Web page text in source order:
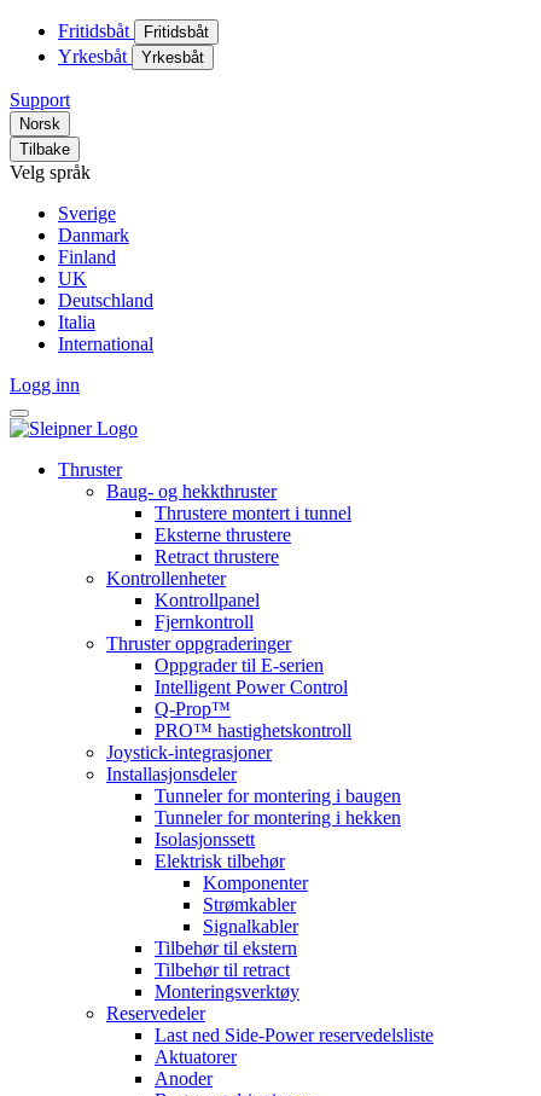
Fritidsbåt Fritidsbåt
Yrkesbåt Yrkesbåt
Support
Norsk
Tilbake
Velg språk
Sverige
Danmark
Finland
UK
Deutschland
Italia
International
Logg inn
Thruster
Baug- og hekkthruster
Thrustere montert i tunnel
Eksterne thrustere
Retract thrustere
Kontrollenheter
Kontrollpanel
Fjernkontroll
Thruster oppgraderinger
Oppgrader til E-serien
Intelligent Power Control
Q-Prop™
PRO™ hastighetskontroll
Joystick-integrasjoner
Installasjonsdeler
Tunneler for montering i baugen
Tunneler for montering i hekken
Isolasjonssett
Elektrisk tilbehør
Komponenter
Strømkabler
Signalkabler
Tilbehør til ekstern
Tilbehør til retract
Monteringsverktøy
Reservedeler
Last ned Side-Power reservedelsliste
Aktuatorer
Anoder